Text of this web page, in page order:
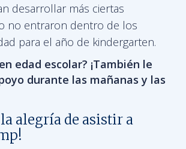
desarrollar más ciertas
no entraron dentro de los
para el año de kindergarten.
edad escolar? ¡También le
durante las mañanas y las
la alegría de asistir a